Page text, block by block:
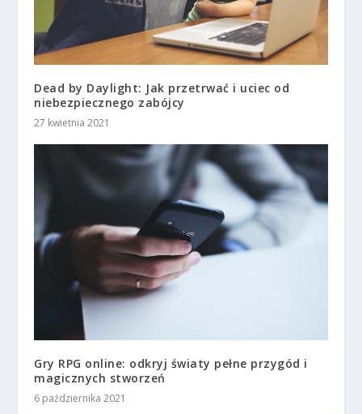
Dead by Daylight: Jak przetrwać i uciec od
niebezpiecznego zabójcy
27 kwietnia 2021
Gry RPG online: odkryj światy pełne przygód i
magicznych stworzeń
6 października 2021